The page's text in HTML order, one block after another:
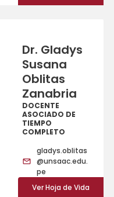
Dr. Gladys
Susana
Oblitas
Zanabria
DOCENTE
ASOCIADO DE
TIEMPO
COMPLETO
gladys.oblitas
@unsaac.edu.
pe
Ver Hoja de Vida